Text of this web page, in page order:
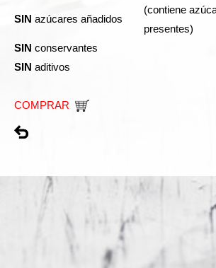
SIN azúcares añadidos
(contiene
presentes)
SIN conservantes
SIN aditivos
COMPRAR